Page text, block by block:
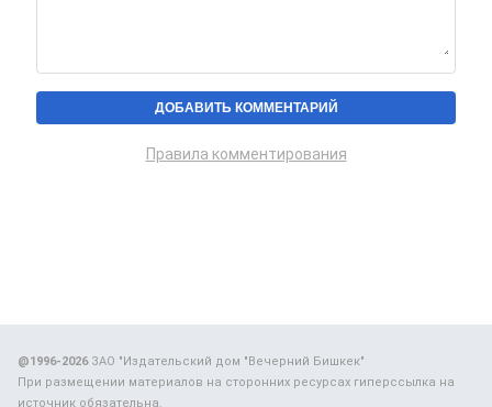
Правила комментирования
@1996-2026ЗАО "Издательский дом "Вечерний Бишкек"
При размещении материалов на сторонних ресурсах гиперссылка на
источник обязательна.